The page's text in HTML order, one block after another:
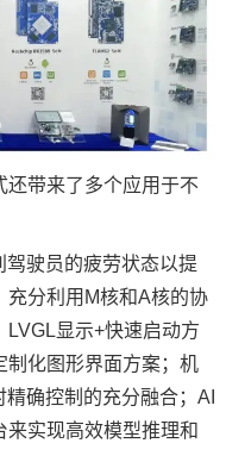
还带来了多个应用于不
驶员的疲劳状态以提
充分利用M核和A核的协
LVGL显示+快速启动方
制化图形界面方案；机
确控制的充分融合；AI
实现高效模型推理和